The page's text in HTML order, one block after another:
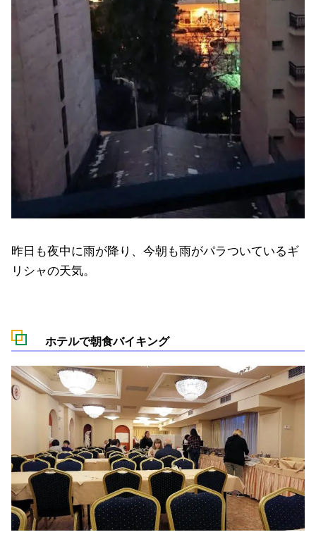
昨日も夜中に雨が降り、今朝も雨がパラついているギ
リシャの天気。
ホテルで朝食バイキング